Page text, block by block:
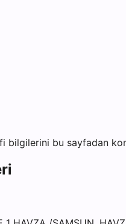
bilgilerini bu sayfadan